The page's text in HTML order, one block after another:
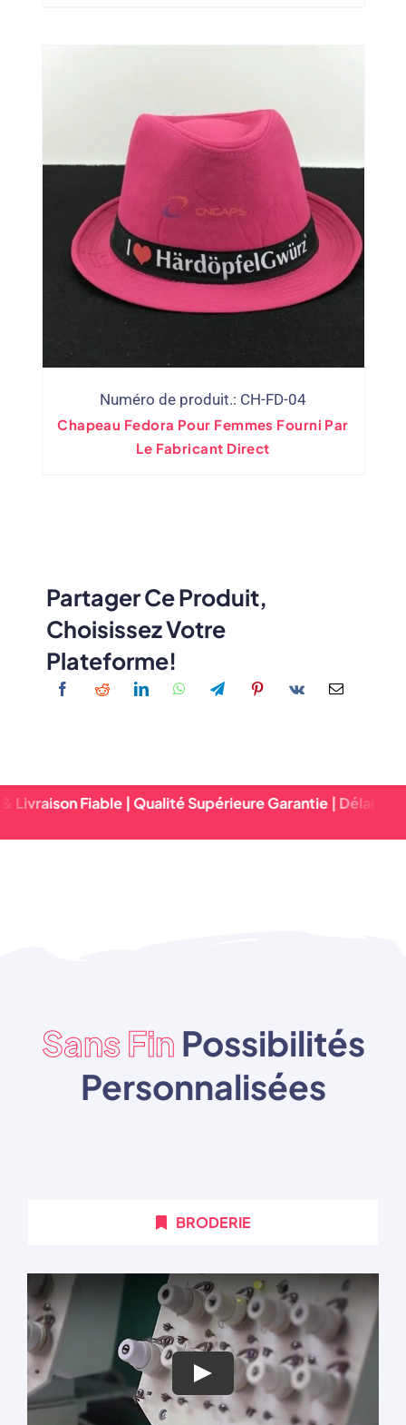
Numéro de produit.: CH-FD-04
Chapeau Fedora Pour Femmes Fourni Par
Le Fabricant Direct
Partager Ce Produit,
Choisissez Votre
Plateforme!
| Qualité Supérieure Garantie | Délai D'exécution
Sans Fin Possibilités
Personnalisées
BRODERIE